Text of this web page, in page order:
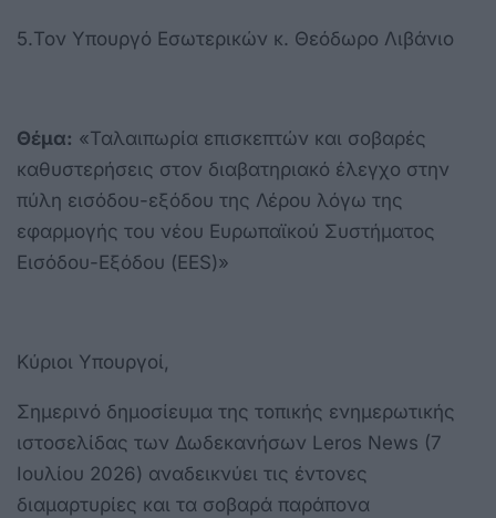
5.Τον Υπουργό Εσωτερικών κ. Θεόδωρο Λιβάνιο
Θέμα: «Ταλαιπωρία επισκεπτών και σοβαρές
καθυστερήσεις στον διαβατηριακό έλεγχο στην
πύλη εισόδου-εξόδου της Λέρου λόγω της
εφαρμογής του νέου Ευρωπαϊκού Συστήματος
Εισόδου-Εξόδου (EES)»
Κύριοι Υπουργοί,
Σημερινό δημοσίευμα της τοπικής ενημερωτικής
ιστοσελίδας των Δωδεκανήσων Leros News (7
Ιουλίου 2026) αναδεικνύει τις έντονες
διαμαρτυρίες και τα σοβαρά παράπονα